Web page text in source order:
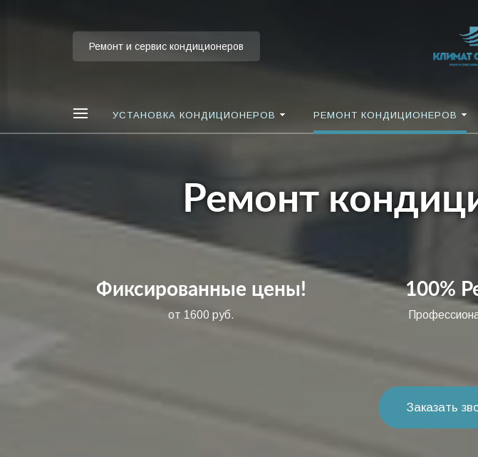
Ремонт и сервис кондиционеров
УСТАНОВКА КОНДИЦИОНЕРОВ РЕМОНТ КОНДИЦИОНЕРОВ
Ремонт
Фиксированные цены!
от 1600 руб.
100%
Заказать